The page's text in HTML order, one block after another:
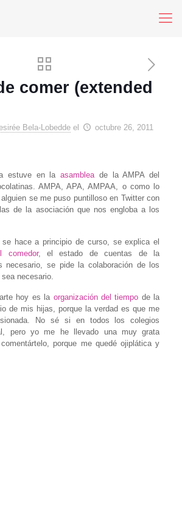
comer (extended
Bela-Lobedde el octubre 26, 2011
estuve en laasambleade la AMPA del
AMPA, APA, AMPAA, o como lo
se me puso puntilloso en Twitter con
de la asociación que nos engloba a los
se hace a principio de curso, se explica el
comedor, el estado de cuentas de la
necesario, se pide la colaboración de los
necesario.
hoy es la organización del tiempo de la
de mis hijas, porque la verdad es que me
No sé si en todos los colegios
pero yo me he llevado una muy grata
porque me quedé ojiplática y